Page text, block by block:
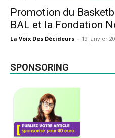
Promotion du
BAL et la Fondation
La Voix Des Décideurs - 19 janvier
SPONSORING